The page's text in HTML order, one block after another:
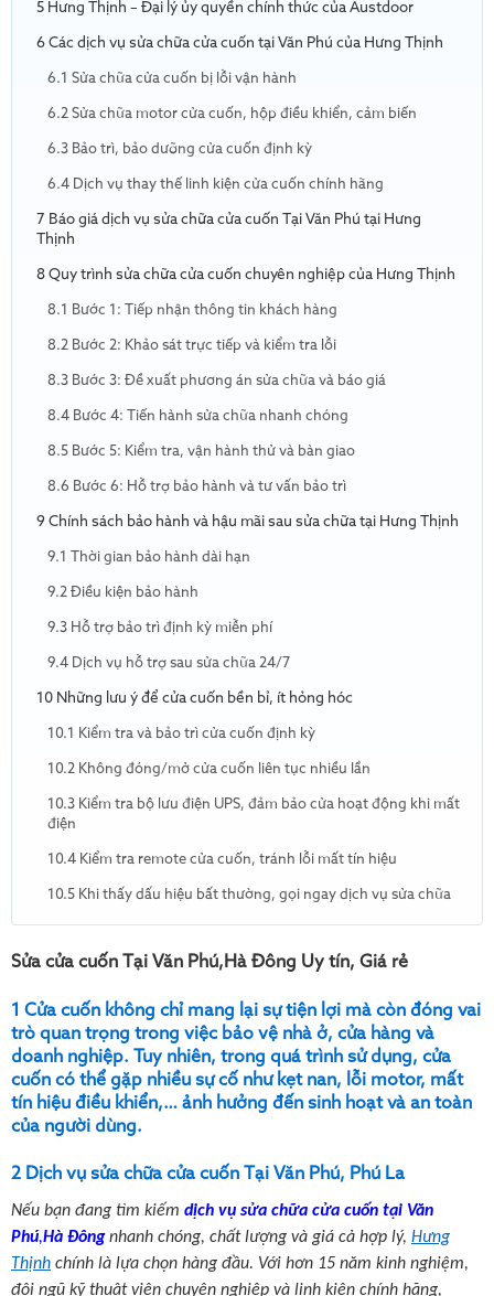
5 Hưng Thịnh – Đại lý ủy quyền chính thức của Austdoor
6 Các dịch vụ sửa chữa cửa cuốn tại Văn Phú của Hưng Thịnh
6.1 Sửa chữa cửa cuốn bị lỗi vận hành
6.2 Sửa chữa motor cửa cuốn, hộp điều khiển, cảm biến
6.3 Bảo trì, bảo dưỡng cửa cuốn định kỳ
6.4 Dịch vụ thay thế linh kiện cửa cuốn chính hãng
7 Báo giá dịch vụ sửa chữa cửa cuốn Tại Văn Phú tại Hưng
Thịnh
8 Quy trình sửa chữa cửa cuốn chuyên nghiệp của Hưng Thịnh
8.1 Bước 1: Tiếp nhận thông tin khách hàng
8.2 Bước 2: Khảo sát trực tiếp và kiểm tra lỗi
8.3 Bước 3: Đề xuất phương án sửa chữa và báo giá
8.4 Bước 4: Tiến hành sửa chữa nhanh chóng
8.5 Bước 5: Kiểm tra, vận hành thử và bàn giao
8.6 Bước 6: Hỗ trợ bảo hành và tư vấn bảo trì
9 Chính sách bảo hành và hậu mãi sau sửa chữa tại Hưng Thịnh
9.1 Thời gian bảo hành dài hạn
9.2 Điều kiện bảo hành
9.3 Hỗ trợ bảo trì định kỳ miễn phí
9.4 Dịch vụ hỗ trợ sau sửa chữa 24/7
10 Những lưu ý để cửa cuốn bền bỉ, ít hỏng hóc
10.1 Kiểm tra và bảo trì cửa cuốn định kỳ
10.2 Không đóng/mở cửa cuốn liên tục nhiều lần
10.3 Kiểm tra bộ lưu điện UPS, đảm bảo cửa hoạt động khi mất
điện
10.4 Kiểm tra remote cửa cuốn, tránh lỗi mất tín hiệu
10.5 Khi thấy dấu hiệu bất thường, gọi ngay dịch vụ sửa chữa
Sửa cửa cuốn Tại Văn Phú,Hà Đông Uy tín, Giá rẻ
1 Cửa cuốn không chỉ mang lại sự tiện lợi mà còn đóng vai
trò quan trọng trong việc bảo vệ nhà ở, cửa hàng và
doanh nghiệp. Tuy nhiên, trong quá trình sử dụng, cửa
cuốn có thể gặp nhiều sự cố như kẹt nan, lỗi motor, mất
tín hiệu điều khiển,… ảnh hưởng đến sinh hoạt và an toàn
của người dùng.
2 Dịch vụ sửa chữa cửa cuốn Tại Văn Phú, Phú La
Nếu bạn đang tìm kiếm dịch vụ sửa chữa cửa cuốn tại Văn
Phú,Hà Đôngnhanh chóng, chất lượng và giá cả hợp lý, Hưng
Thịnh chính là lựa chọn hàng đầu. Với hơn 15 năm kinh nghiệm,
đội ngũ kỹ thuật viên chuyên nghiệp và linh kiện chính hãng,